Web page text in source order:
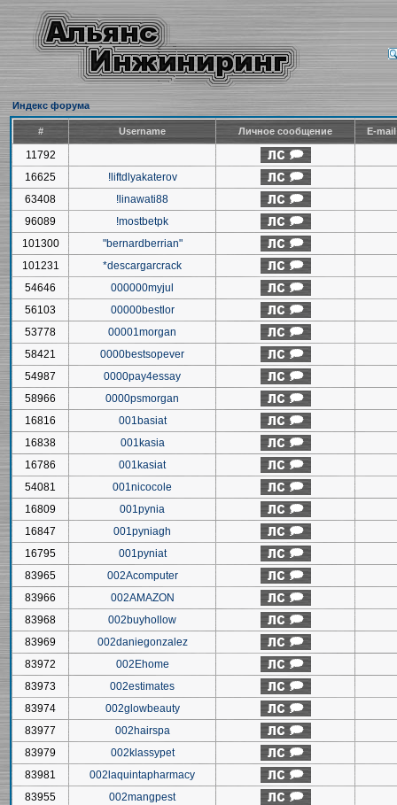
Индекс форума
# Username Личное сообщение E-
11792
16625
!liftdlyakaterov
63408
!linawati88
96089
!mostbetpk
101300
"bernardberrian"
101231
*descargarcrack
54646
000000myjul
56103
00000bestlor
53778
00001morgan
58421
0000bestsopever
54987
0000pay4essay
58966
0000psmorgan
16816
001basiat
16838
001kasia
16786
001kasiat
54081
001nicocole
16809
001pynia
16847
001pyniagh
16795
001pyniat
83965
002Acomputer
83966
002AMAZON
83968
002buyhollow
83969
002daniegonzalez
83972
002Ehome
83973
002estimates
83974
002glowbeauty
83977
002hairspa
83979
002klassypet
83981
002laquintapharmacy
83955
002mangpest